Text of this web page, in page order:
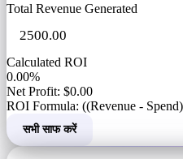
Total Revenue Generated
Calculated ROI
0.00%
Net Profit: $0.00
ROI Formula: ((Revenue -
सभी साफ करें